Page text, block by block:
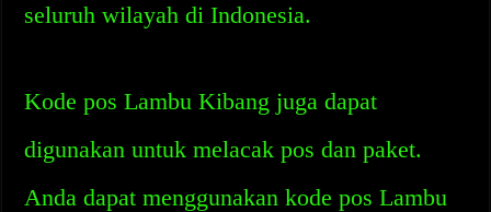
seluruh wilayah di Indonesia.
Kode pos Lambu Kibang juga dapat
digunakan untuk melacak pos dan paket.
Anda dapat menggunakan kode pos Lambu